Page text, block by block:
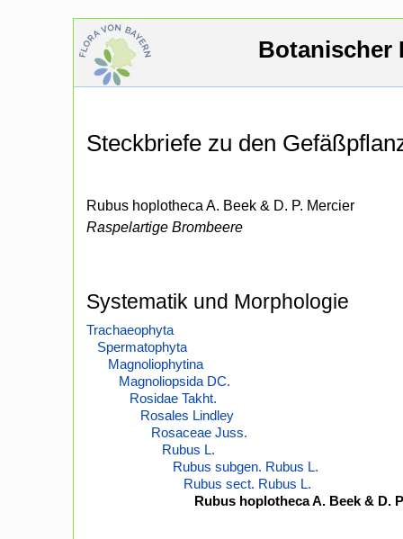
Botanischer
Steckbriefe zu den
Rubus hoplotheca A. Beek & D. P. Mercier
Raspelartige Brombeere
Systematik und Morphologie
Trachaeophyta
Spermatophyta
Magnoliophytina
Magnoliopsida DC.
Rosidae Takht.
Rosales Lindley
Rosaceae Juss.
Rubus L.
Rubus subgen. Rubus L.
Rubus sect. Rubus L.
Rubus hoplotheca A. Beek & D.